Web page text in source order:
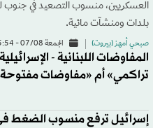
العسكريين، منسوب التصعيد في جنوب
بلدات ومنشآت مائية.
صبحي أمهز (بيروت) الجمعة 07/08 - 15:54
المفاوضات اللبنانية -
تراكمي» أم «مفاوضات
إسرائيل ترفع منسوب الضغط